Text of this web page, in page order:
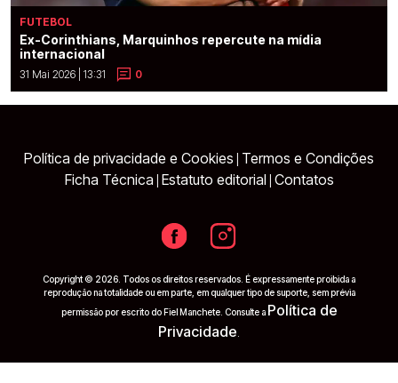
FUTEBOL
Ex-Corinthians, Marquinhos repercute na mídia
internacional
31 Mai 2026 | 13:31 0
Política de privacidade e Cookies Termos e Condições
Ficha Técnica Estatuto editorial Contatos
Copyright © 2026. Todos os direitos reservados. É expressamente proibida a
reprodução na totalidade ou em parte, em qualquer tipo de suporte, sem prévia
permissão por escrito do Fiel Manchete. Consulte a Política de
Privacidade